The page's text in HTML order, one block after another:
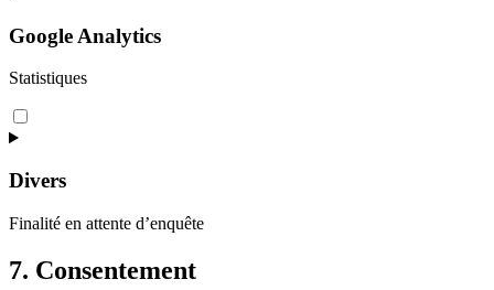
divi-
(elegant-
themes)
Google Analytics
Statistiques
Consent
to
google-
analytics
Divers
Finalité en attente d’enquête
Consent
to
7. Consentement